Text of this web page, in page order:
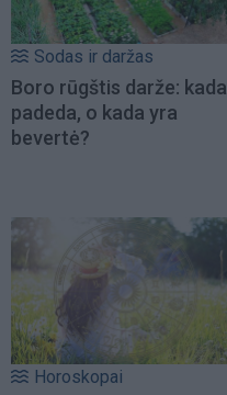
Sodas ir daržas
Boro rūgštis darže: kada
padeda, o kada yra
bevertė?
Horoskopai